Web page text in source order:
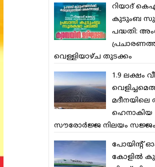
റിയാദ്
കുടുംബ
പദ്ധതി:
വെള്ളിയാഴ്ച തുടക്കം
1.9 ലക്ഷം
ഹെനാകിയ
സൗരോര്‍ജ്ജ നിലയം സജ്ജം
പോയിന്റ്
കോളില്‍